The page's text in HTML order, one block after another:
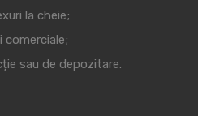
la cheie;
comerciale;
sau de depozitare.